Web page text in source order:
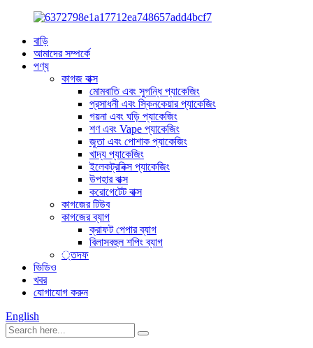
বাড়ি
আমাদের সম্পর্কে
পণ্য
কাগজ বাক্স
মোমবাতি এবং সুগন্ধি প্যাকেজিং
প্রসাধনী এবং স্কিনকেয়ার প্যাকেজিং
গয়না এবং ঘড়ি প্যাকেজিং
শণ এবং Vape প্যাকেজিং
জুতা এবং পোশাক প্যাকেজিং
খাদ্য প্যাকেজিং
ইলেকট্রনিক্স প্যাকেজিং
উপহার বাক্স
করোগেটেট বাক্স
কাগজের টিউব
কাগজের ব্যাগ
ক্রাফট পেপার ব্যাগ
বিলাসবহুল শপিং ব্যাগ
্তদফ
ভিডিও
খবর
যোগাযোগ করুন
English